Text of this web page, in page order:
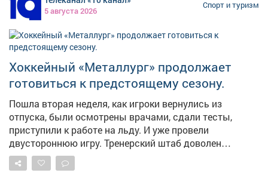
5 августа 2026
Спорт и туризм
Хоккейный «Металлург» продолжает
готовиться к предстоящему сезону.
Пошла вторая неделя, как игроки вернулись из
отпуска, были осмотрены врачами, сдали тесты,
приступили к работе на льду. И уже провели
двустороннюю игру. Тренерский штаб доволен
отношением хоккеистов к работе и тем состоянием, в
каком они подошли к сборам. Состав команды